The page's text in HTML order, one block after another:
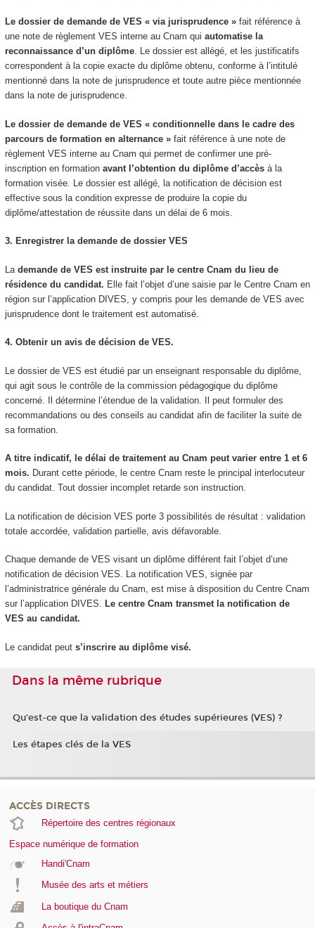
Le dossier de demande de VES « via jurisprudence »fait référence à
une note de règlement VES interne au Cnam qui automatise la
reconnaissance d’un diplôme. Le dossier est allégé, et les justificatifs
correspondent à la copie exacte du diplôme obtenu, conforme à l’intitulé
mentionné dans la note de jurisprudence et toute autre pièce mentionnée
dans la note de jurisprudence.
Le dossier de demande de VES « conditionnelle dans le cadre des
parcours de formation en alternance» fait référence à une note de
règlement VES interne au Cnam qui permet de confirmer une pré-
inscription en formation avant l’obtention du diplôme d’accèsà la
formation visée. Le dossier est allégé, la notification de décision est
effective sous la condition expresse de produire la copie du
diplôme/attestation de réussite dans un délai de 6 mois.
3. Enregistrer la demande de dossier VES
La demande de VES est instruite par le centre Cnam du lieu de
résidence du candidat. Elle fait l’objet d’une saisie par le Centre Cnam en
région sur l’application DIVES, y compris pour les demande de VES avec
jurisprudence dont le traitement est automatisé.
4. Obtenir un avis de décision de VES.
Le dossier de VES est étudié par un enseignant responsable du diplôme,
qui agit sous le contrôle de la commission pédagogique du diplôme
concerné. Il détermine l’étendue de la validation. Il peut formuler des
recommandations ou des conseils au candidat afin de faciliter la suite de
sa formation.
A titre indicatif, le délai de traitement au Cnam peut varier entre 1 et 6
mois. Durant cette période, le centre Cnam reste le principal interlocuteur
du candidat. Tout dossier incomplet retarde son instruction.
La notification de décision VES porte 3 possibilités de résultat : validation
totale accordée, validation partielle, avis défavorable.
Chaque demande de VES visant un diplôme différent fait l’objet d’une
notification de décision VES. La notification VES, signée par
l’administratrice générale du Cnam, est mise à disposition du Centre Cnam
sur l’application DIVES. Le centre Cnam transmet la notification de
VES au candidat.
Le candidat peut s’inscrire au diplôme visé.
Dans la même rubrique
Qu’est-ce que la validation des études supérieures (VES) ?
Les étapes clés de la VES
ACCÈS DIRECTS
Répertoire des centres régionaux
Espace numérique de formation
Handi'Cnam
Musée des arts et métiers
La boutique du Cnam